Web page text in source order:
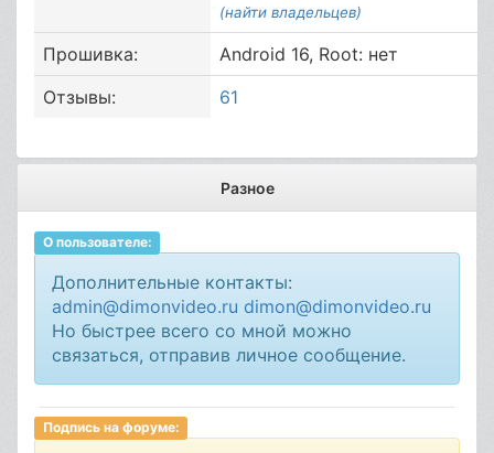
(найти владельцев)
Прошивка:
Android 16, Root: нет
Отзывы:
61
Разное
О пользователе:
Дополнительные контакты:
admin@dimonvideo.ru dimon@dimonvideo.ru
Но быстрее всего со мной можно
связаться, отправив личное сообщение.
Подпись на форуме: